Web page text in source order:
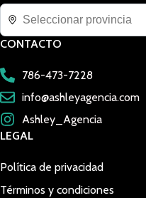
CONTACTO
786-473-7228
info@ashleyagencia.com
Ashley_Agencia
LEGAL
Política de privacidad
Términos y condiciones